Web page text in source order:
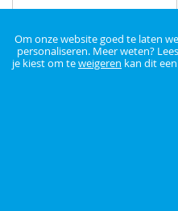
Om onze website goed te laten
personaliseren. Meer weten?
je kiest om teweigeren kan dit
AAN TE